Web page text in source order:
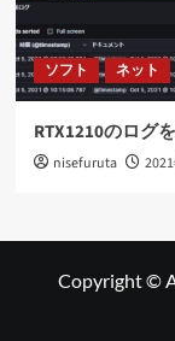
ソフト ネット
RTX1210のログ
nisefuruta
Copyright ©